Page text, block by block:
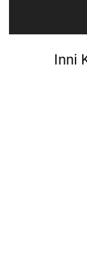
Inni